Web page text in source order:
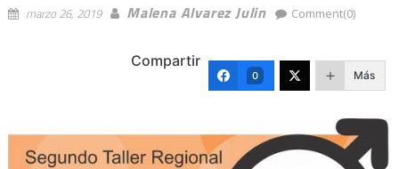
marzo 26, 2019 Malena Alvarez Julin Comment(0)
Compartir
0 Más